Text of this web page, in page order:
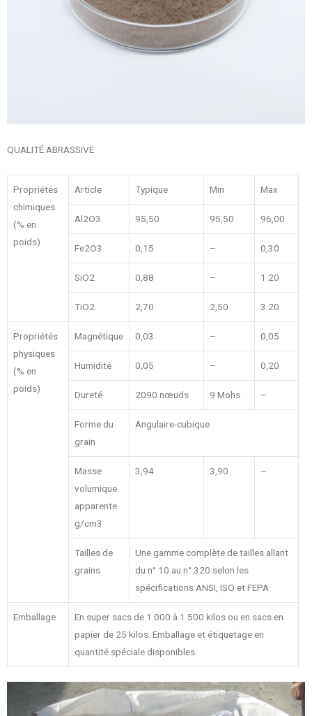
QUALITÉ ABRASSIVE
Propriétés
chimiques
(% en
poids)
Article Typique Min Max
Al2O3 95,50 95,50 96,00
Fe2O3 0,15 – 0,30
SiO2 0,88 – 1.20
TiO2 2,70 2,50 3.20
Propriétés
physiques
(% en
poids)
Magnétique 0,03 – 0,05
Humidité 0,05 – 0,20
Dureté 2090 nœuds 9 Mohs –
Forme du
grain
Angulaire-cubique
Masse
volumique
apparente
g/cm3
3,94 3,90 –
Tailles de
grains
Une gamme complète de tailles allant
du n° 10 au n° 320 selon les
spécifications ANSI, ISO et FEPA
Emballage
En super sacs de 1 000 à 1 500 kilos ou en sacs en
papier de 25 kilos. Emballage et étiquetage en
quantité spéciale disponibles.